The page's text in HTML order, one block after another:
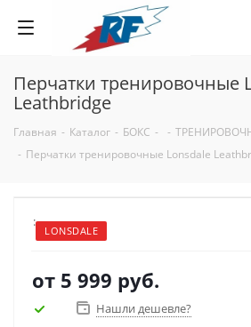
Перчатки тренировочные
Leathbridge
Главная - Каталог - БОКС - -
- Перчатки тренировочные Lonsdale
LONSDALE
:
от 5 999 руб.
Нашли дешевле?